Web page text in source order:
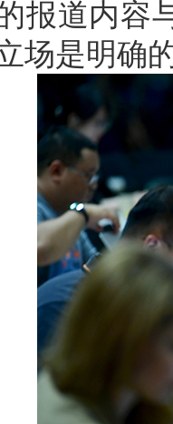
报道内容
场是明确的